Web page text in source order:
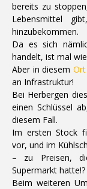
bereits zu
Lebensmittel
hinzubekommen.
Da es sich
handelt, ist mal
Aber in diesem Ort
an Infrastruktur!
Bei Herbergen
einen Schlüssel
diesem Fall.
Im ersten Stock
vor, und im
– zu Preisen,
Supermarkt hatte!?
Beim weiteren